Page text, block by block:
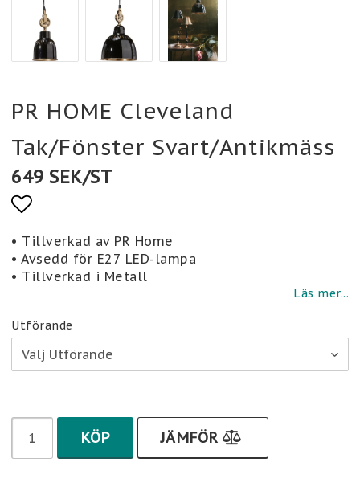
PR HOME Cleveland
Tak/Fönster Svart/Antikmäss
649 SEK/ST
Lägg till i favoritlistan
• Tillverkad av PR Home
• Avsedd för E27 LED-lampa
• Tillverkad i Metall
Läs mer...
Utförande
KÖP JÄMFÖR